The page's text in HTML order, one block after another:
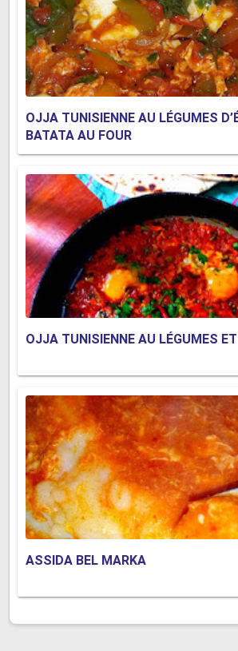
OJJA TUNISIENNE AU LÉGUMES
BATATA AU FOUR
OJJA TUNISIENNE AU LÉGUMES
ASSIDA BEL MARKA